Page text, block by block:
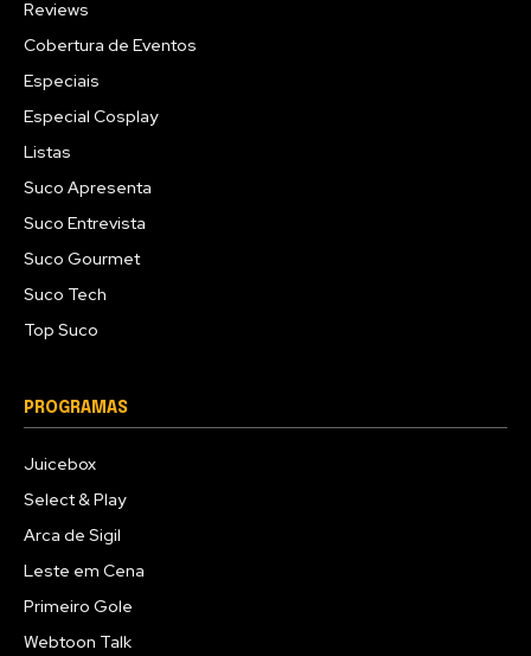
Reviews
Cobertura de Eventos
Especiais
Especial Cosplay
Listas
Suco Apresenta
Suco Entrevista
Suco Gourmet
Suco Tech
Top Suco
PROGRAMAS
Juicebox
Select & Play
Arca de Sigil
Leste em Cena
Primeiro Gole
Webtoon Talk